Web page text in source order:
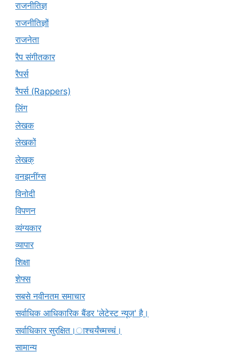
राजनीतिज्ञ
राजनीतिज्ञों
राजनेता
रैप संगीतकार
रैपर्स
रैपर्स (Rappers)
लिंग
लेखक
लेखकों
लेखक्
वनझनींग्स
विनोदी
विपणन
व्यंग्यकार
व्यापार
शिक्षा
शेफ्स
सबसे नवीनतम समाचार
सर्वाधिक आधिकारिक बैंडर 'लेटेस्ट न्यूज़' है।
सर्वाधिकार सुरक्षित।ाश्चर्यंच्मच्चं।
सामान्य